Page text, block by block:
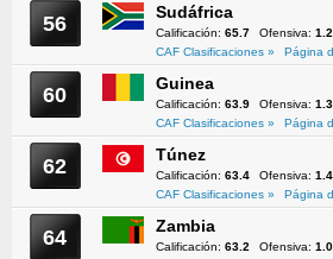
56 Sudáfrica
Calificación: 65.7 Ofensiva: 1.2
CAF Clasificaciones »
Página
60 Guinea
Calificación: 63.9 Ofensiva: 1.3
CAF Clasificaciones »
Página
62 Túnez
Calificación: 63.4 Ofensiva: 1.4
CAF Clasificaciones »
Página
64 Zambia
Calificación: 63.2 Ofensiva: 1.0